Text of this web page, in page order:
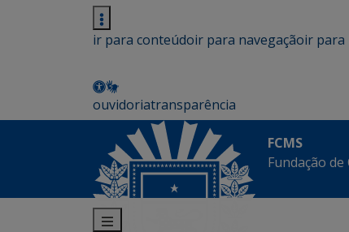
ir para conteúdoir para navegaçãoir para
ouvidoriatransparência
FCMS
Fundação